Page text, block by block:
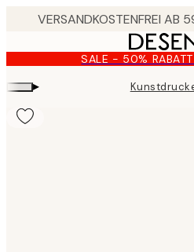
content.
SALE - 50%
▸